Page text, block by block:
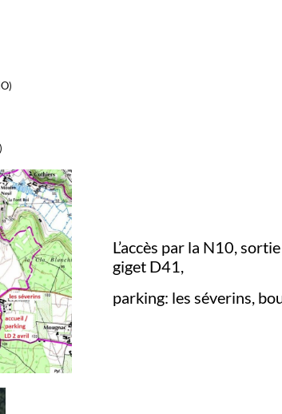
L’accès par la N10,
giget D41,
parking: les séverins,